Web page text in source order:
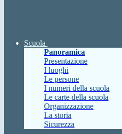
Scuola
Panoramica
Presentazione
I luoghi
Le persone
I numeri della scuola
Le carte della scuola
Organizzazione
La storia
Sicurezza